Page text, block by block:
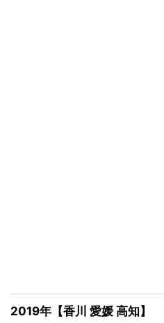
2019年【香川 愛媛 高知】